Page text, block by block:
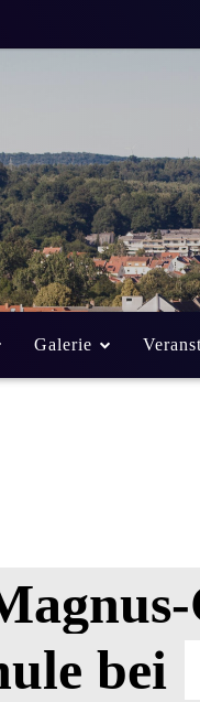
Galerie
bei